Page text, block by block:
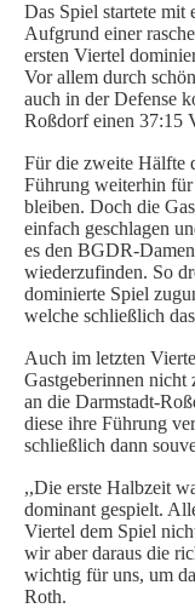
WU10
BGDR-
WER WIR
DER
SHOP
Das Spiel startete mit
Aufgrund einer
ersten Viertel
Vor allem durch
auch in der Defense
Roßdorf einen 37:15
Für die zweite Hälfte
Führung weiterhin
bleiben. Doch die
einfach geschlagen
es den BGDR-
wiederzufinden. So
dominierte Spiel
welche schließlich
Auch im letzten
Gastgeberinnen nicht
an die Darmstadt-
diese ihre Führung
schließlich dann
,,Die erste Halbzeit
dominant gespielt.
Viertel dem Spiel
wir aber daraus die
wichtig für uns, um
Roth.